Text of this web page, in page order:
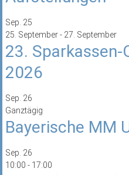
Sep. 25
25. September- 27. September
23. Sparkassen-
2026
Sep. 26
Ganztägig
Bayerische MM
Sep. 26
10:00 - 17:00